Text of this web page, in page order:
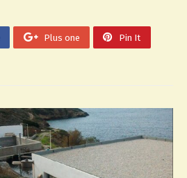
Plus one Pin It